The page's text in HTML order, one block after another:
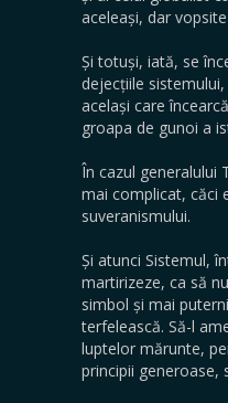
aceleași, dar
Și totuși, iată, se
dejecțiile
același care
groapa de gunoi a
În cazul generalului
mai complicat, căci
suveranismului.
Și atunci Sistemul,
martirizeze, ca să
simbol și mai
terfelească. Să-l
luptelor mărunte,
principii generoase,